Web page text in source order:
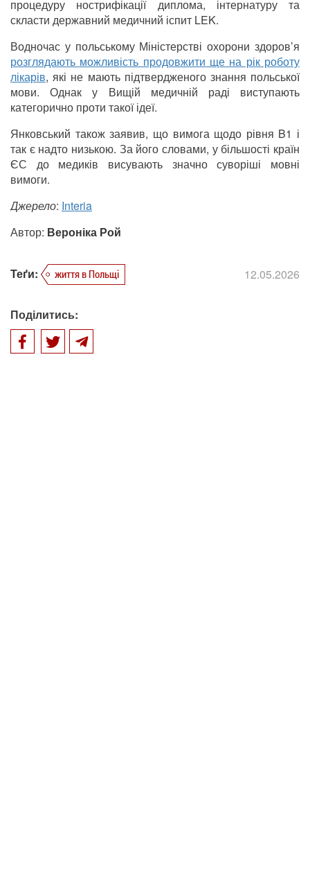
процедуру нострифікації диплома, інтернатуру та
скласти державний медичний іспит LEK.
Водночас у польському Міністерстві охорони здоров’я
розглядають можливість продовжити ще на рік роботу
лікарів, які не мають підтвердженого знання польської
мови. Однак у Вищій медичній раді виступають
категорично проти такої ідеї.
Янковський також заявив, що вимога щодо рівня B1 і
так є надто низькою. За його словами, у більшості країн
ЄС до медиків висувають значно суворіші мовні
вимоги.
Джерело: Interia
Автор: Вероніка Рой
Теґи: життя в Польщі 12.05.2026
Поділитись: